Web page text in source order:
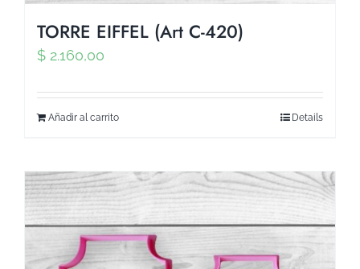
TORRE EIFFEL (Art C-420)
$ 2.160,00
Añadir al carrito Details